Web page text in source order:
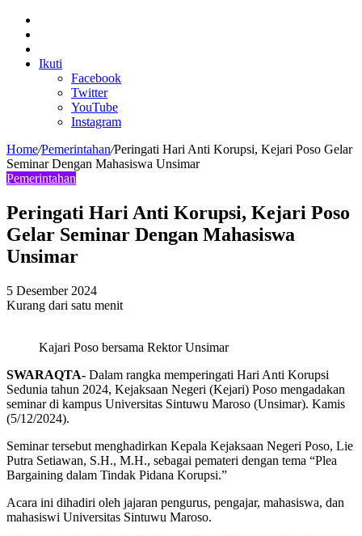
In
Ikuti
Facebook
Twitter
YouTube
Instagram
Home/Pemerintahan/Peringati Hari Anti Korupsi, Kejari Poso Gelar
Seminar Dengan Mahasiswa Unsimar
Pemerintahan
Peringati Hari Anti Korupsi, Kejari Poso
Gelar Seminar Dengan Mahasiswa
Unsimar
5 Desember 2024
Kurang dari satu menit
Kajari Poso bersama Rektor Unsimar
SWARAQTA- Dalam rangka memperingati Hari Anti Korupsi
Sedunia tahun 2024, Kejaksaan Negeri (Kejari) Poso mengadakan
seminar di kampus Universitas Sintuwu Maroso (Unsimar). Kamis
(5/12/2024).
Seminar tersebut menghadirkan Kepala Kejaksaan Negeri Poso, Lie
Putra Setiawan, S.H., M.H., sebagai pemateri dengan tema “Plea
Bargaining dalam Tindak Pidana Korupsi.”
Acara ini dihadiri oleh jajaran pengurus, pengajar, mahasiswa, dan
mahasiswi Universitas Sintuwu Maroso.